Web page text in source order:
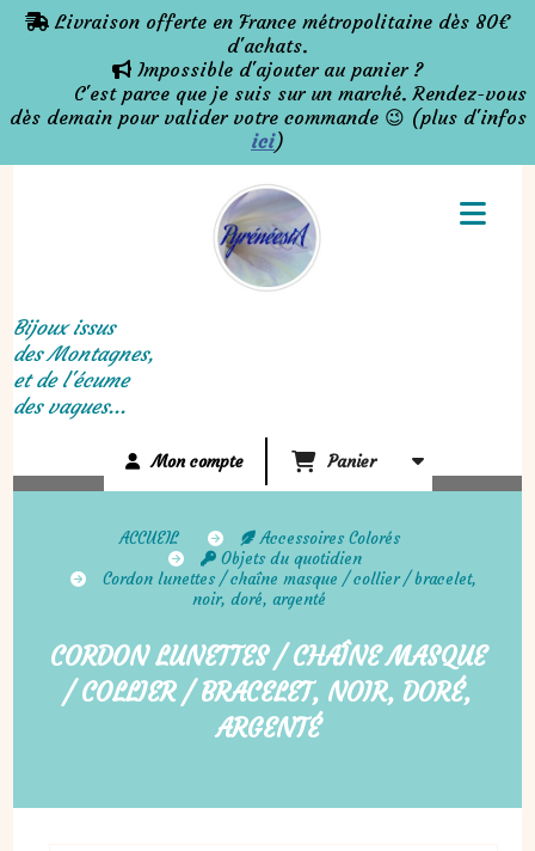
 Livraison offerte en France métropolitaine dès 80€
d'achats.
 Impossible d'ajouter au panier ?
C'est parce que je suis sur un marché. Rendez-vous
dès demain pour valider votre commande 😉 (plus d'infos
ici)
Bijoux issus
des Montagnes,
et de l'écume
des vagues...
Mon compte Panier
ACCUEIL
Accessoires Colorés
Objets du quotidien
Cordon lunettes / chaîne masque / collier / bracelet,
noir, doré, argenté
CORDON LUNETTES / CHAÎNE MASQUE
/ COLLIER / BRACELET, NOIR, DORÉ,
ARGENTÉ
Panneau de gestion des cookies